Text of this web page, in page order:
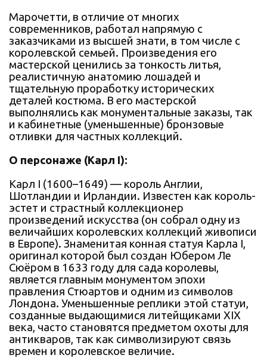
Марочетти, в отличие от многих
современников, работал напрямую с
заказчиками из высшей знати, в том числе с
королевской семьей. Произведения его
мастерской ценились за тонкость литья,
реалистичную анатомию лошадей и
тщательную проработку исторических
деталей костюма. В его мастерской
выполнялись как монументальные заказы, так
и кабинетные (уменьшенные) бронзовые
отливки для частных коллекций.
О персонаже (Карл I):
Карл I (1600–1649) — король Англии,
Шотландии и Ирландии. Известен как король-
эстет и страстный коллекционер
произведений искусства (он собрал одну из
величайших королевских коллекций живописи
в Европе). Знаменитая конная статуя Карла I,
оригинал которой был создан Юбером Ле
Сюёром в 1633 году для сада королевы,
является главным монументом эпохи
правления Стюартов и одним из символов
Лондона. Уменьшенные реплики этой статуи,
созданные выдающимися литейщиками XIX
века, часто становятся предметом охоты для
антикваров, так как символизируют связь
времен и королевское величие.